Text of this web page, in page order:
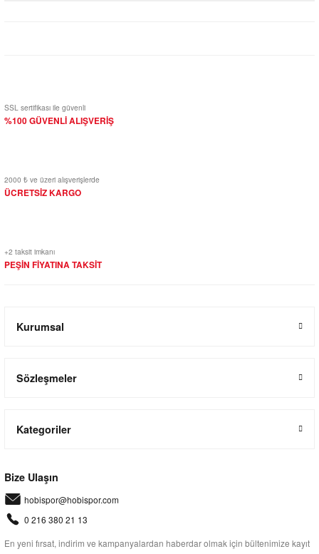
SSL sertifikası ile güvenli
%100 GÜVENLİ ALIŞVERİŞ
2000 ₺ ve üzeri alışverişlerde
ÜCRETSİZ KARGO
+2 taksit imkanı
PEŞİN FİYATINA TAKSİT
Kurumsal
Sözleşmeler
Kategoriler
Bize Ulaşın
hobispor@hobispor.com
0 216 380 21 13
En yeni fırsat, indirim ve kampanyalardan haberdar olmak için bültenimize kayıt